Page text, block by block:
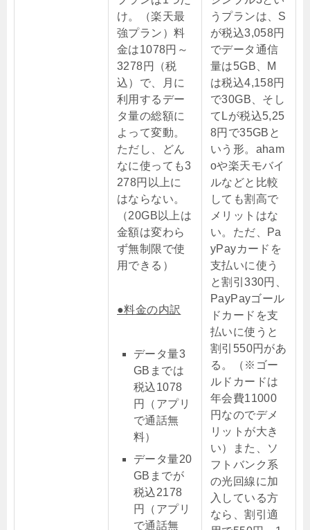
け。（楽天最
強プラン）料
金は1078円～
3278円（税
込）で、月に
利用するデー
タ量の総額に
よって変動。
ただし、どん
なに使っても3
278円以上に
はならない。
（20GB以上は
金額は変わら
ず無制限で使
用できる）
●料金の内訳
データ量3
GBまでは
税込1078
円（アプリ
で通話無
料）
データ量20
GBまでが
税込2178
円（アプリ
で通話無
うプランは、S
が税込3,058円
でデータ通信
量は5GB、M
は税込4,158円
で30GB、そし
てLが税込5,25
8円で35GBと
いう形。aham
oや楽天モバイ
ルなどと比較
しても割高で
メリットはな
い。ただ、Pa
yPayカードを
支払いに使う
と割引330円、
PayPayゴール
ドカードを支
払いに使うと
割引550円があ
る。（※ゴー
ルドカードは
年会費11000
円なのでデメ
リットが大き
い）また、ソ
フトバンク系
の光回線に加
入している方
なら、割引適